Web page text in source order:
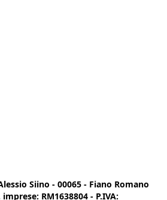
Siino - 00065 - Fiano Romano
RM1638804 - P.IVA: